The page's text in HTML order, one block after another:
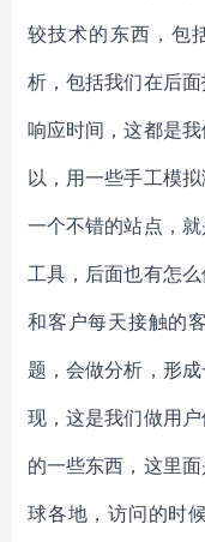
较技术的东西，包
析，包括我们在后
响应时间，这都是
以，用一些手工模
一个不错的站点，
工具，后面也有怎
和客户每天接触的
题，会做分析，形
现，这是我们做用
的一些东西，这里
球各地，访问的时